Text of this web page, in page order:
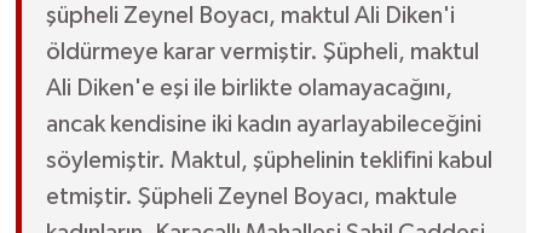
şüpheli Zeynel Boyacı, maktul Ali Diken'i
öldürmeye karar vermiştir. Şüpheli, maktul
Ali Diken'e eşi ile birlikte olamayacağını,
ancak kendisine iki kadın ayarlayabileceğini
söylemiştir. Maktul, şüphelinin teklifini kabul
etmiştir. Şüpheli Zeynel Boyacı, maktule